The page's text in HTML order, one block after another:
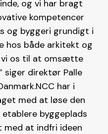
og vi har bragt
kompetencer
og byggeri grundigt i
hos både arkitekt og
vi os til at omsætte
siger direktør Palle
har i
med at løse den
byggeplads
med at indfri ideen